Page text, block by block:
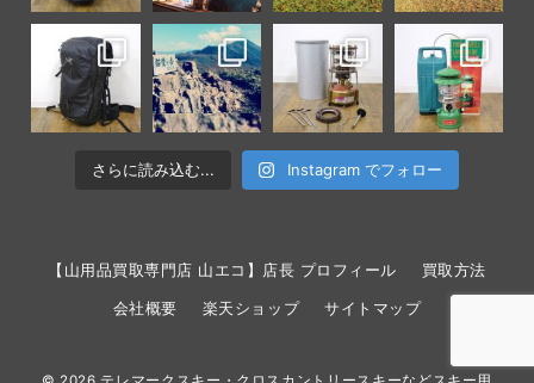
さらに読み込む... Instagram でフォロー
【山用品買取専門店 山エコ】店長 プロフィール 買取方法
会社概要 楽天ショップ サイトマップ